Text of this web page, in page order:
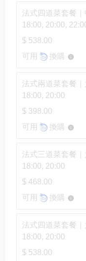
法式四道菜套餐
18:00, 20:00,
$ 538.00
可用
換購
法式兩道菜套餐
18:00, 20:00
$ 398.00
可用
換購
法式三道菜套餐
18:00, 20:00
$ 468.00
可用
換購
法式四道菜套餐
18:00, 20:00
$ 538.00